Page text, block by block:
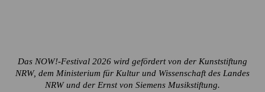
Das NOW!-Festival 2026 wird gefördert von der Kunststiftung
NRW, dem Ministerium für Kultur und Wissenschaft des Landes
NRW und der Ernst von Siemens Musikstiftung.